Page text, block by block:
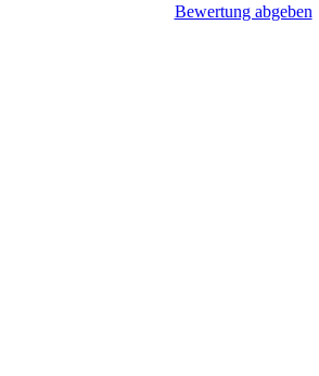
Bewertung abgeben